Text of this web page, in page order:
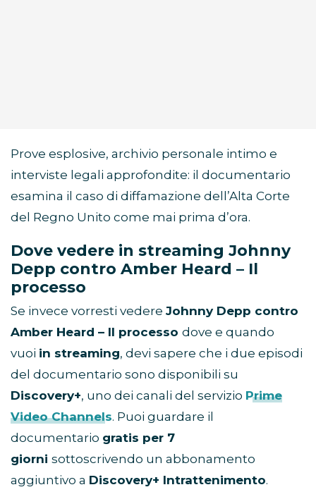
Prove esplosive, archivio personale intimo e
interviste legali approfondite: il documentario
esamina il caso di diffamazione dell’Alta Corte
del Regno Unito come mai prima d’ora.
Dove vedere in streaming Johnny
Depp contro Amber Heard – Il
processo
Se invece vorresti vedere Johnny Depp contro
Amber Heard – Il processo dove e quando
vuoi in streaming, devi sapere che i due episodi
del documentario sono disponibili su
Discovery+, uno dei canali del servizio Prime
Video Channels. Puoi guardare il
documentario gratis per 7
giorni sottoscrivendo un abbonamento
aggiuntivo a Discovery+ Intrattenimento.